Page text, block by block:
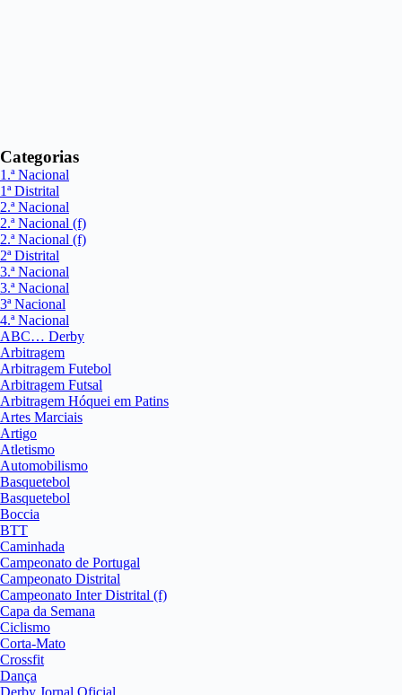
Categorias
1.ª Nacional
1ª Distrital
2.ª Nacional
2.ª Nacional (f)
2.ª Nacional (f)
2ª Distrital
3.ª Nacional
3.ª Nacional
3ª Nacional
4.ª Nacional
ABC… Derby
Arbitragem
Arbitragem Futebol
Arbitragem Futsal
Arbitragem Hóquei em Patins
Artes Marciais
Artigo
Atletismo
Automobilismo
Basquetebol
Basquetebol
Boccia
BTT
Caminhada
Campeonato de Portugal
Campeonato Distrital
Campeonato Inter Distrital (f)
Capa da Semana
Ciclismo
Corta-Mato
Crossfit
Dança
Derby Jornal Oficial